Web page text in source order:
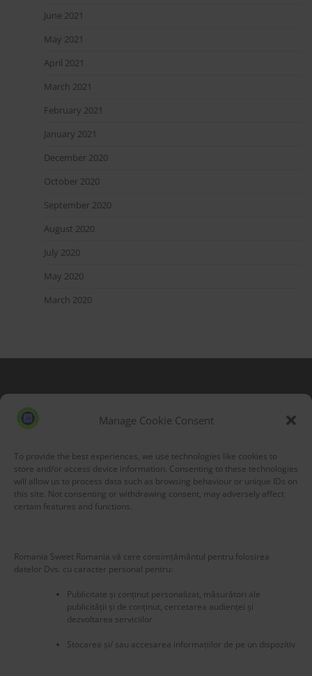
Manage Cookie Consent
To provide the best experiences, we use technologies like cookies to
store and/or access device information. Consenting to these technologies
will allow us to process data such as browsing behaviour or unique IDs on
this site. Not consenting or withdrawing consent, may adversely affect
certain features and functions.
Romania Sweet Romania vă cere consimțământul pentru folosirea
datelor Dvs. cu caracter personal pentru:
Publicitate și conținut personalizat, măsurători ale
publicității și de conținut, cercetarea audienței și
dezvoltarea serviciilor
Stocarea și/ sau accesarea informațiilor de pe un dispozitiv
June 2021
May 2021
April 2021
March 2021
February 2021
January 2021
December 2020
October 2020
September 2020
August 2020
July 2020
May 2020
March 2020